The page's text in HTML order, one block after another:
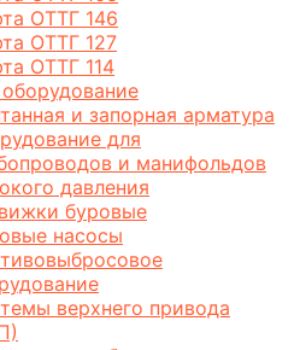
ОТТГ 146
ОТТГ 127
ОТТГ 114
и запорная арматура
для
и манифольдов
давления
буровые
насосы
верхнего привода